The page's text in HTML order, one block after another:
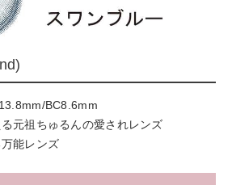
BC8.6mm
元祖ちゅるんの愛されレンズ
能レンズ